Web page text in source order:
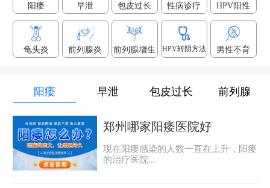
阳痿 早泄 包皮过长 性病诊疗 HPV阳性
龟头炎 前列腺炎 前列腺增生 HPV转阴方法 男性不育
阳痿 早泄 包皮过长 前列腺
郑州哪家阳痿医院好
现在阳痿感染的人数一直在上升，阳痿
的治疗医院...